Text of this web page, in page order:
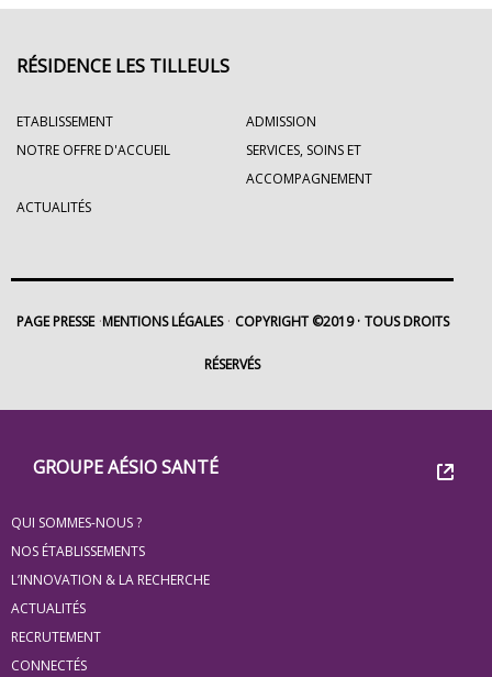
Groupe
Eovi
pour
les
minis
site
GROUPE AÉSIO SANTÉ
QUI SOMMES-NOUS ?
NOS ÉTABLISSEMENTS
L’INNOVATION & LA RECHERCHE
ACTUALITÉS
RECRUTEMENT
CONNECTÉS
RÉSIDENCE LES TILLEULS
ETABLISSEMENT
ADMISSION
NOTRE OFFRE D'ACCUEIL
SERVICES, SOINS ET
ACCOMPAGNEMENT
ACTUALITÉS
PAGE PRESSE MENTIONS LÉGALES COPYRIGHT ©2019 TOUS DROITS
RÉSERVÉS